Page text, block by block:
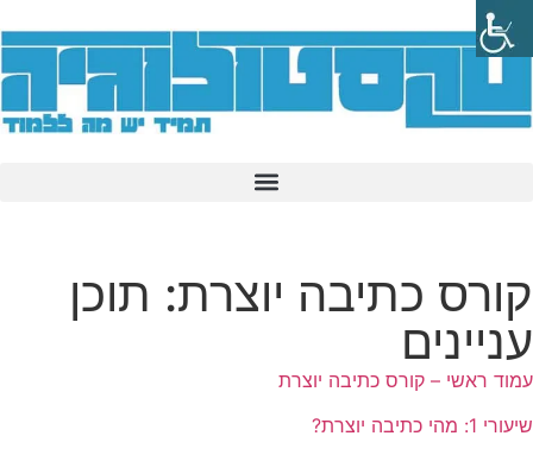
קורס כתיבה יוצרת: תוכן
עניינים
עמוד ראשי – קורס כתיבה יוצרת
שיעורי 1: מהי כתיבה יוצרת?